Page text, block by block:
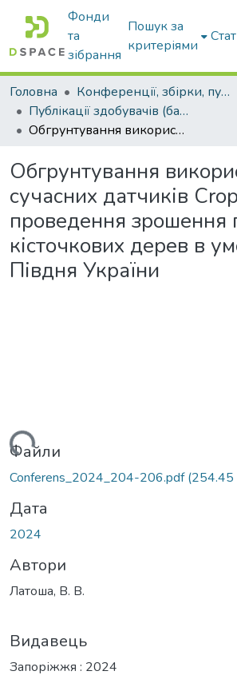
Фонди
та
зібрання
Пошук за
критеріями
Головна
Конференції, збірки, публікації молодих вчених і здобувачів : магістрів, бакалаврів, аспірантів.
Публікації здобувачів (бакалаврів. магістрів, аспірантів)
Обгрунтування використання сучасних датчиків Croptide для проведення зрошення плодових кісточкових дерев в умовах Півдня України
Обгрунтування
сучасних датчиків
проведення зрошення
кісточкових дерев в
Півдня України
Файли
Conferens_2024_204-206.pdf(254.45
Дата
2024
Автори
Латоша, В. В.
Видавець
Запоріжжя : 2024